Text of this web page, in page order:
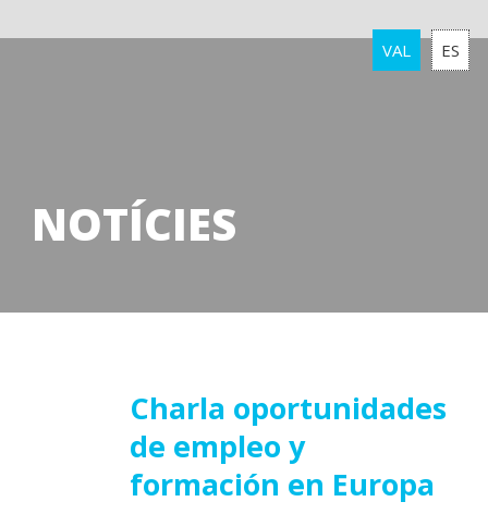
VAL ES
NOTÍCIES
Charla oportunidades
de empleo y
formación en Europa